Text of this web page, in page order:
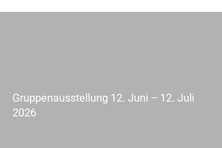
Gruppenausstellung 12. Juni – 12. Juli
2026